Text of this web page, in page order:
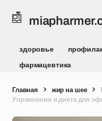
здоровье
фармацевтика
Главная жир на шее
Упражнения и диета для